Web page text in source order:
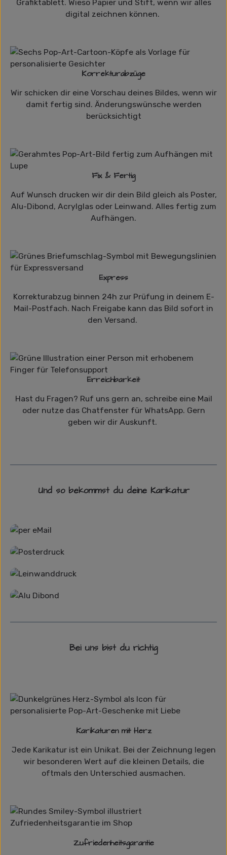
Grafiktablett. Wieso Papier und Stift, wenn wir alles
digital zeichnen können.
Korrekturabzüge
Wir schicken dir eine Vorschau deines Bildes, wenn wir
damit fertig sind. Änderungswünsche werden
berücksichtigt
Fix & Fertig
Auf Wunsch drucken wir dir dein Bild gleich als Poster,
Alu-Dibond, Acrylglas oder Leinwand. Alles fertig zum
Aufhängen.
Express
Korrekturabzug binnen 24h zur Prüfung in deinem E-
Mail-Postfach. Nach Freigabe kann das Bild sofort in
den Versand.
Erreichbarkeit
Hast du Fragen? Ruf uns gern an, schreibe eine Mail
oder nutze das Chatfenster für WhatsApp. Gern
geben wir dir Auskunft.
Und so bekommst du deine Karikatur
Bei uns bist du richtig
Karikaturen mit Herz
Jede Karikatur ist ein Unikat. Bei der Zeichnung legen
wir besonderen Wert auf die kleinen Details, die
oftmals den Unterschied ausmachen.
Zufriedenheitsgarantie